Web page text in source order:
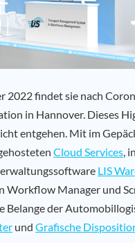
2022 findet sie nach
in Hannover. Dieses
entgehen. Mit im
Cloud Services,
LIS
Workflow Manager und
Belange der
und Grafische